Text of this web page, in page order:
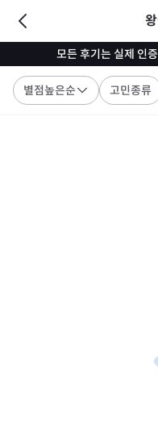
모든 후기는 실제 인
별점높은순 고민종류